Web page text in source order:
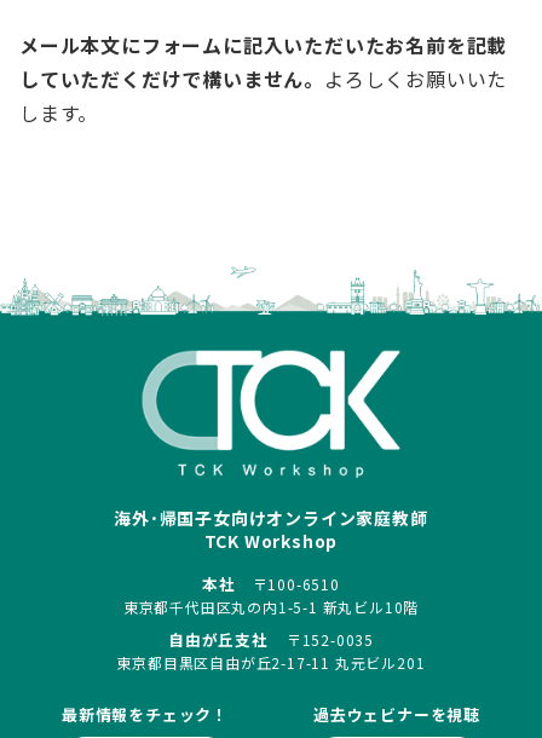
メール本文にフォームに記入いただいたお名前を記載
していただくだけで構いません。 よろしくお願いいた
します。
海外･帰国子女向けオンライン家庭教師
TCK Workshop
本社
〒100-6510
東京都千代田区丸の内1-5-1 新丸ビル10階
自由が丘支社
〒152-0035
東京都目黒区自由が丘2-17-11 丸元ビル201
最新情報をチェック！ 過去ウェビナーを視聴